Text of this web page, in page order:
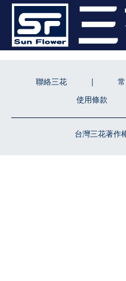
台灣三花著作
聯絡三花
使用條款